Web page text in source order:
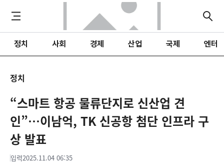
정치 사회 경제 산업 국제 엔터
정치
“스마트 항공 물류단지로 신산업 견
인”…이남억, TK 신공항 첨단 인프라 구
상 발표
입력2025.11.04 06:35